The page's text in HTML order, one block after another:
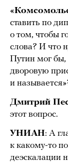
ставить по
о том, чтобы
слова? И что
Путин мог бы,
дворовую
и
Дмитрий
этот вопрос.
УНИАН: А
к какому-то
деэскалации